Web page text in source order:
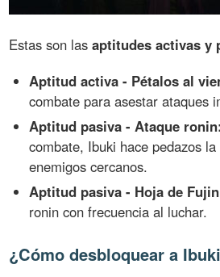
Estas son lasaptitudes activas y
Aptitud activa - Pétalos al
combate para asestar ataques
Aptitud pasiva - Ataque ronin:
combate, Ibuki hace pedazos
enemigos cercanos.
Aptitud pasiva - Hoja de
ronin con frecuencia al luchar.
¿Cómo desbloquear a